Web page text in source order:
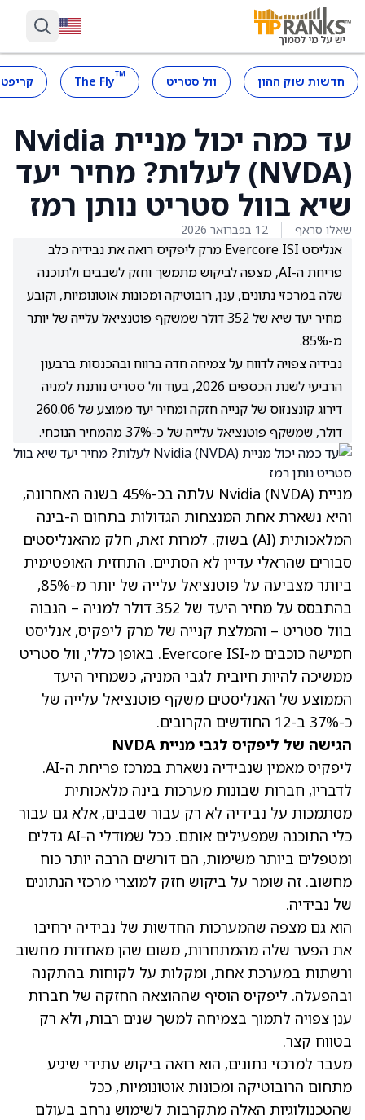
חדשות שוק ההון וול סטריט ™
The Fly
עד כמה יכול מניית Nvidia
(NVDA) לעלות? מחיר יעד
שיא בוול סטריט נותן רמז
שאלו סראף 12 בפברואר 2026
אנליסט Evercore ISI מרק ליפקיס רואה את נבידיה כלב
פריחת ה-AI, מצפה לביקוש מתמשך וחזק לשבבים ולתוכנה
שלה במרכזי נתונים, ענן, רובוטיקה ומכונות אוטונומיות, וקובע
מחיר יעד שיא של 352 דולר שמשקף פוטנציאל עלייה של יותר
מ-85%.
נבידיה צפויה לדווח על צמיחה חדה ברווח ובהכנסות ברבעון
הרביעי לשנת הכספים 2026, בעוד וול סטריט נותנת למניה
דירוג קונצנזוס של קנייה חזקה ומחיר יעד ממוצע של 260.06
דולר, שמשקף פוטנציאל עלייה של כ-37% מהמחיר הנוכחי.
מניית Nvidia (NVDA)
עלתה בכ-45% בשנה האחרונה,
והיא נשארת אחת המנצחות הגדולות בתחום ה-בינה
המלאכותית (AI) בשוק. למרות זאת, חלק מהאנליסטים
סבורים שהראלי עדיין לא הסתיים. התחזית האופטימית
ביותר מצביעה על פוטנציאל עלייה של יותר מ-85%,
בהתבסס על מחיר היעד של 352 דולר למניה – הגבוה
בוול סטריט – והמלצת קנייה של מרק ליפקיס, אנליסט
חמישה כוכבים מ-Evercore ISI. באופן כללי, וול סטריט
ממשיכה להיות חיובית לגבי המניה, כשמחיר היעד
הממוצע של האנליסטים משקף פוטנציאל עלייה של
כ-37% ב-12 החודשים הקרובים.
הגישה של ליפקיס לגבי מניית NVDA
ליפקיס מאמין שנבידיה נשארת במרכז פריחת ה-AI.
לדבריו, חברות שבונות מערכות בינה מלאכותית
מסתמכות על נבידיה לא רק עבור שבבים, אלא גם עבור
כלי התוכנה שמפעילים אותם. ככל שמודלי ה-AI גדלים
ומטפלים ביותר משימות, הם דורשים הרבה יותר כוח
מחשוב. זה שומר על ביקוש חזק למוצרי מרכזי הנתונים
של נבידיה.
הוא גם מצפה שהמערכות החדשות של נבידיה ירחיבו
את הפער שלה מהמתחרות, משום שהן מאחדות מחשוב
ורשתות במערכת אחת, ומקלות על לקוחות בהתקנה
ובהפעלה. ליפקיס הוסיף שההוצאה החזקה של חברות
ענן צפויה לתמוך בצמיחה למשך שנים רבות, ולא רק
בטווח קצר.
מעבר למרכזי נתונים, הוא רואה ביקוש עתידי שיגיע
מתחום הרובוטיקה ומכונות אוטונומיות, ככל
שהטכנולוגיות האלה מתקרבות לשימוש נרחב בעולם